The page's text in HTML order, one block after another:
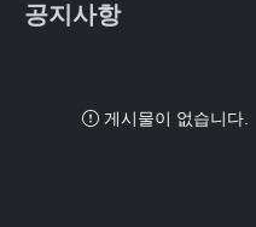
공지사항
게시물이 없습니다.